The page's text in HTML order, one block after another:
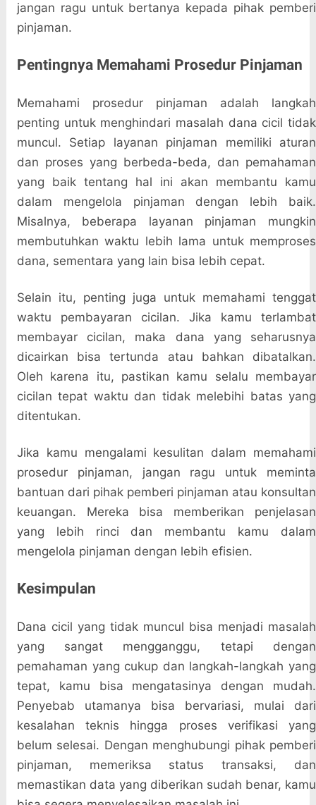
jangan ragu untuk bertanya kepada pihak pemberi
pinjaman.
Pentingnya Memahami Prosedur Pinjaman
Memahami prosedur pinjaman adalah langkah
penting untuk menghindari masalah dana cicil tidak
muncul. Setiap layanan pinjaman memiliki aturan
dan proses yang berbeda-beda, dan pemahaman
yang baik tentang hal ini akan membantu kamu
dalam mengelola pinjaman dengan lebih baik.
Misalnya, beberapa layanan pinjaman mungkin
membutuhkan waktu lebih lama untuk memproses
dana, sementara yang lain bisa lebih cepat.
Selain itu, penting juga untuk memahami tenggat
waktu pembayaran cicilan. Jika kamu terlambat
membayar cicilan, maka dana yang seharusnya
dicairkan bisa tertunda atau bahkan dibatalkan.
Oleh karena itu, pastikan kamu selalu membayar
cicilan tepat waktu dan tidak melebihi batas yang
ditentukan.
Jika kamu mengalami kesulitan dalam memahami
prosedur pinjaman, jangan ragu untuk meminta
bantuan dari pihak pemberi pinjaman atau konsultan
keuangan. Mereka bisa memberikan penjelasan
yang lebih rinci dan membantu kamu dalam
mengelola pinjaman dengan lebih efisien.
Kesimpulan
Dana cicil yang tidak muncul bisa menjadi masalah
yang sangat mengganggu, tetapi dengan
pemahaman yang cukup dan langkah-langkah yang
tepat, kamu bisa mengatasinya dengan mudah.
Penyebab utamanya bisa bervariasi, mulai dari
kesalahan teknis hingga proses verifikasi yang
belum selesai. Dengan menghubungi pihak pemberi
pinjaman, memeriksa status transaksi, dan
memastikan data yang diberikan sudah benar, kamu